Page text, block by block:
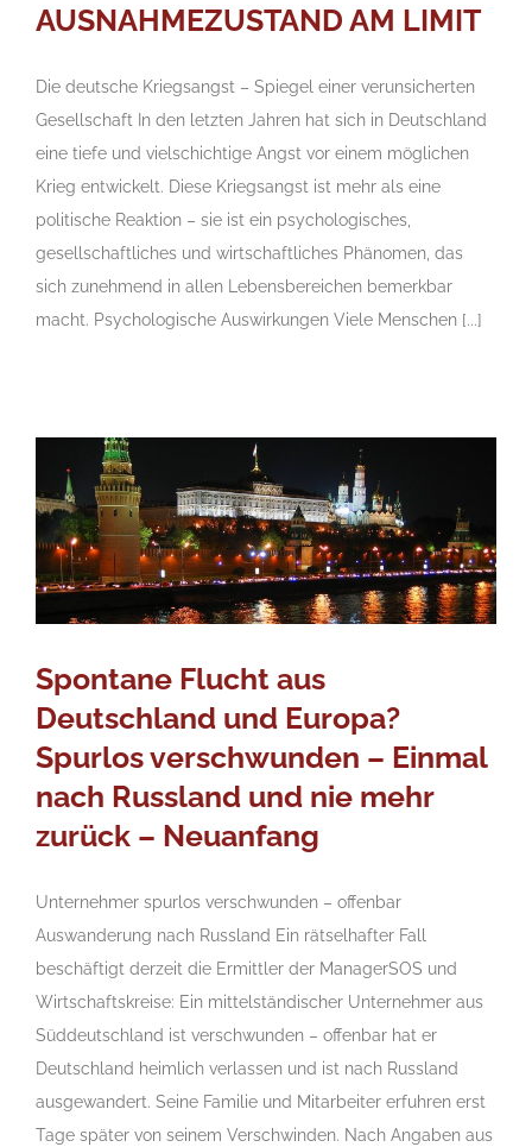
AUSNAHMEZUSTAND AM LIMIT
Die deutsche Kriegsangst – Spiegel einer verunsicherten
Gesellschaft In den letzten Jahren hat sich in Deutschland
eine tiefe und vielschichtige Angst vor einem möglichen
Krieg entwickelt. Diese Kriegsangst ist mehr als eine
politische Reaktion – sie ist ein psychologisches,
gesellschaftliches und wirtschaftliches Phänomen, das
sich zunehmend in allen Lebensbereichen bemerkbar
macht. Psychologische Auswirkungen Viele Menschen [...]
Spontane Flucht aus
Deutschland und Europa?
Spurlos verschwunden – Einmal
nach Russland und nie mehr
zurück – Neuanfang
Unternehmer spurlos verschwunden – offenbar
Auswanderung nach Russland Ein rätselhafter Fall
beschäftigt derzeit die Ermittler der ManagerSOS und
Wirtschaftskreise: Ein mittelständischer Unternehmer aus
Süddeutschland ist verschwunden – offenbar hat er
Deutschland heimlich verlassen und ist nach Russland
ausgewandert. Seine Familie und Mitarbeiter erfuhren erst
Tage später von seinem Verschwinden. Nach Angaben aus